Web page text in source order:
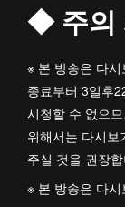
◆ 주의
※ 본 방송은 다
종료부터 3일후
시청할 수 없으
위해서는 다시
주실 것을 권장
※ 본 방송은 다